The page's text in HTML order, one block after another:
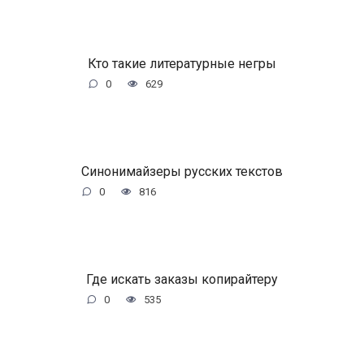
Кто такие литературные негры
0 629
Синонимайзеры русских текстов
0 816
Где искать заказы копирайтеру
0 535